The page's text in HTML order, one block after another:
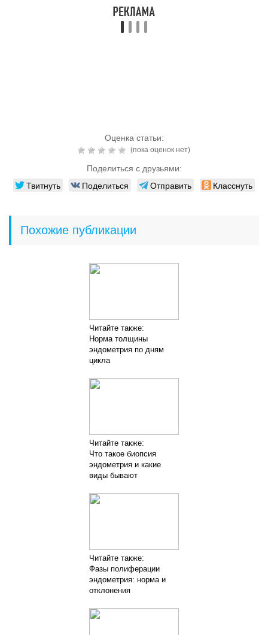
Оценка статьи:
(пока оценок нет)
Поделиться с друзьями:
Твитнуть Поделиться Отправить Класснуть
Похожие публикации
Читайте также:
Норма толщины
эндометрия по дням
цикла
Читайте также:
Что такое биопсия
эндометрия и какие
виды бывают
Читайте также:
Фазы полиферации
эндометрия: норма и
отклонения